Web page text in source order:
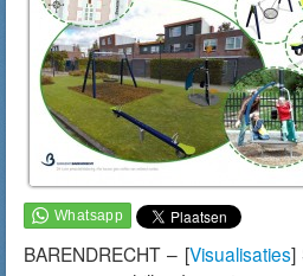
BARENDRECHT – [Visualisaties]